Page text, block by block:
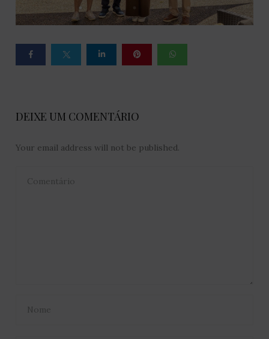
DEIXE UM COMENTÁRIO
Your email address will not be published.